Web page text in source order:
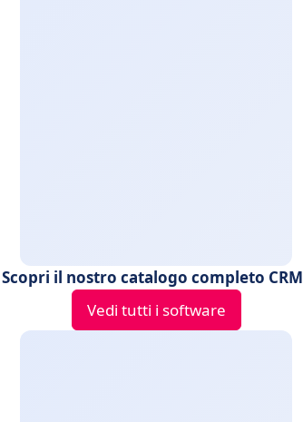
Scopri il nostro catalogo completo CRM
Vedi tutti i software